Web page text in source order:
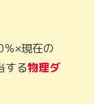
×現在の
する物理ダ